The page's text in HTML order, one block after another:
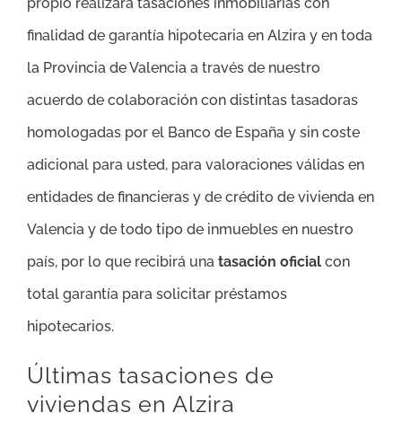
propio realizará tasaciones inmobiliarias con
finalidad de garantía hipotecaria en Alzira y en toda
la Provincia de Valencia a través de nuestro
acuerdo de colaboración con distintas tasadoras
homologadas por el Banco de España y sin coste
adicional para usted, para valoraciones válidas en
entidades de financieras y de crédito de vivienda en
Valencia y de todo tipo de inmuebles en nuestro
país, por lo que recibirá una tasación oficial con
total garantía para solicitar préstamos
hipotecarios.
Últimas tasaciones de
viviendas en Alzira